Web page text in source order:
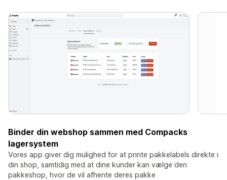
Binder din webshop sammen med Compacks
lagersystem
Vores app giver dig mulighed for at printe pakkelabels direkte i
din shop, samtidig med at dine kunder kan vælge den
pakkeshop, hvor de vil afhente deres pakke